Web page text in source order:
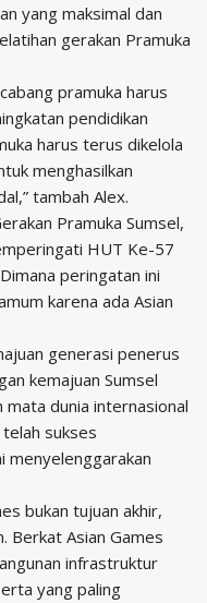
yang maksimal dan
gerakan Pramuka
pramuka harus
pendidikan
harus terus dikelola
menghasilkan
tambah Alex.
Pramuka Sumsel,
HUT Ke-57
peringatan ini
karena ada Asian
generasi penerus
kemajuan Sumsel
dunia internasional
sukses
menyelenggarakan
bukan tujuan akhir,
Berkat Asian Games
infrastruktur
yang paling